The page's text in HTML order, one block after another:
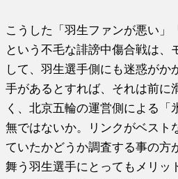
こうした「羽生ファンが悪い」
という不毛な誹謗中傷合戦は、
して、羽生選手側にも迷惑がか
手があるとすれば、それは前に
く、北京五輪の運営側による「
無ではないか。リンクがベスト
ていたかどうか調査する事の方
舞う羽生選手にとってもメリッ